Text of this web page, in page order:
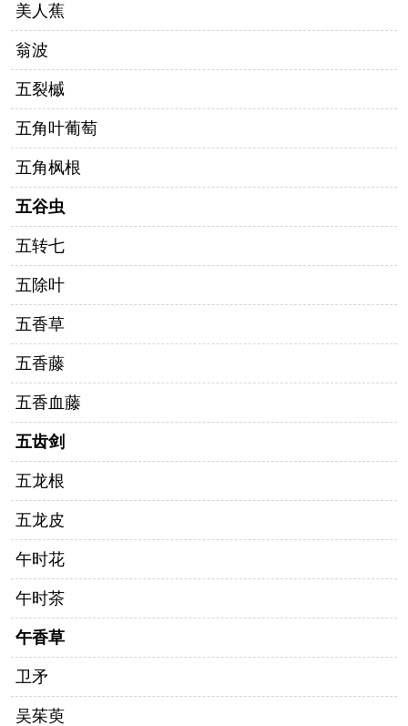
美人蕉
翁波
五裂槭
五角叶葡萄
五角枫根
五谷虫
五转七
五除叶
五香草
五香藤
五香血藤
五齿剑
五龙根
五龙皮
午时花
午时茶
午香草
卫矛
吴茱萸